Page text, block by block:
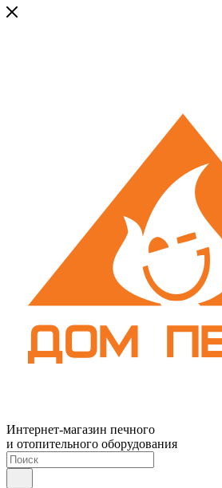
Интернет-магазин печного
и отопительного оборудования